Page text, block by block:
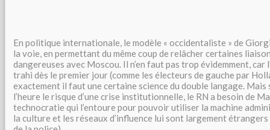
En politique internationale, le modèle « occidentaliste » de
la voie, en permettant du même coup de relâcher certaines
dangereuses avec Moscou. Il n’en faut pas trop évidemment,
trahi dès le premier jour (comme les électeurs de gauche par
exactement il faut une certaine science du double langage. Mais
l’heure le risque d’une crise institutionnelle, le RN a besoin de
technocratie qui l’entoure pour pouvoir utiliser la machine
la culture et les réseaux d’influence lui sont largement